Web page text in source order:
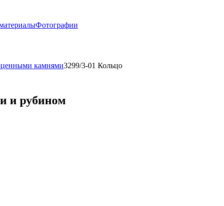
Фотографии
камнями3299/3-01 Кольцо
и рубином